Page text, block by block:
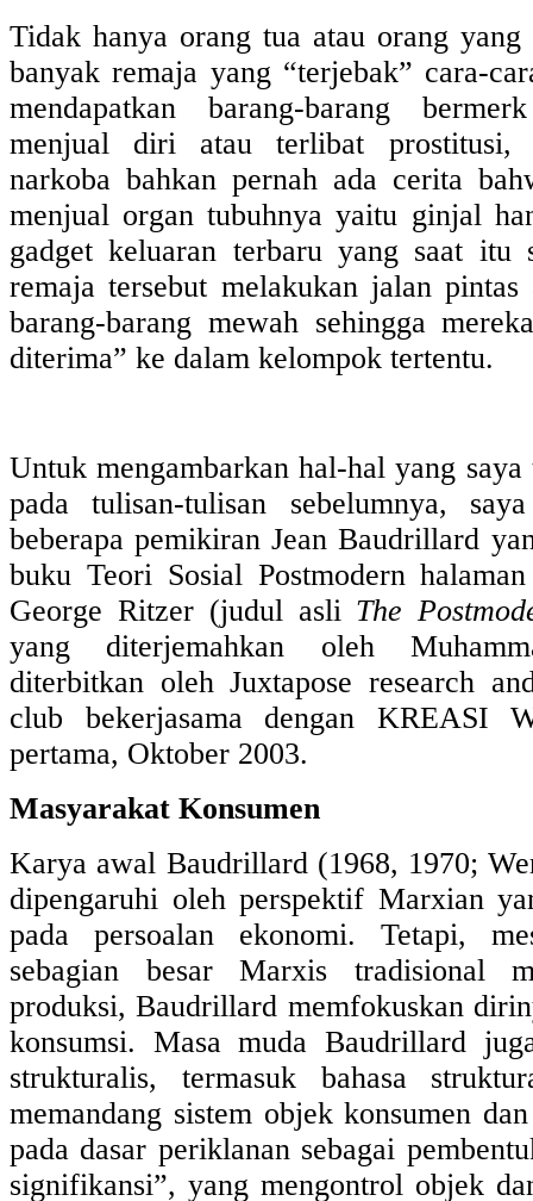
Tidak hanya orang tua atau orang yang
banyak remaja yang “terjebak” cara-
mendapatkan barang-barang
menjual diri atau terlibat prostitusi,
narkoba bahkan pernah ada cerita
menjual organ tubuhnya yaitu ginjal
gadget keluaran terbaru yang saat itu
remaja tersebut melakukan jalan
barang-barang mewah sehingga
diterima” ke dalam kelompok tertentu.
Untuk mengambarkan hal-hal yang
pada tulisan-tulisan sebelumnya,
beberapa pemikiran Jean Baudrillard
buku Teori Sosial Postmodern
George Ritzer (judul asli The
yang diterjemahkan oleh
diterbitkan oleh Juxtapose research
club bekerjasama dengan KREASI
pertama, Oktober 2003.
Masyarakat Konsumen
Karya awal Baudrillard (1968, 1970;
dipengaruhi oleh perspektif Marxian
pada persoalan ekonomi. Tetapi,
sebagian besar Marxis tradisional
produksi, Baudrillard memfokuskan
konsumsi. Masa muda Baudrillard
strukturalis, termasuk bahasa
memandang sistem objek konsumen
pada dasar periklanan sebagai
signifikansi”, yang mengontrol objek